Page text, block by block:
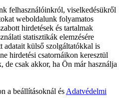
felhasználóinkról, viselkedésükről
weboldalunk folyamatos
hirdetések és tartalmak
statisztikák elemzésére
külső szolgáltatókkal is
hirdetési csatornáikon keresztül
de csak akkor, ha Ön már használja
a beállításoknál és Adatvédelmi